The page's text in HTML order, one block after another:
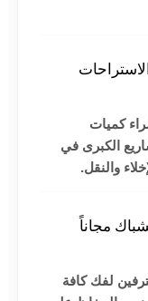
كميات
الكبرى في
والنقل.
مجاناً
لفك كافة